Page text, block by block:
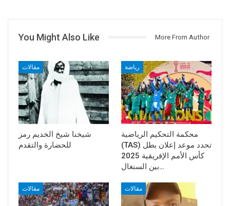
You Might Also Like More From Author
مقالات
شيخنا شيخ الخديم رمز
للحضارة والتقدم
رياضة
محكمة التحكيم الرياضية
(TAS) تحدد موعد إعلان بطل
كأس الأمم الإفريقية 2025
بين السنغال…
مقالات مقالات